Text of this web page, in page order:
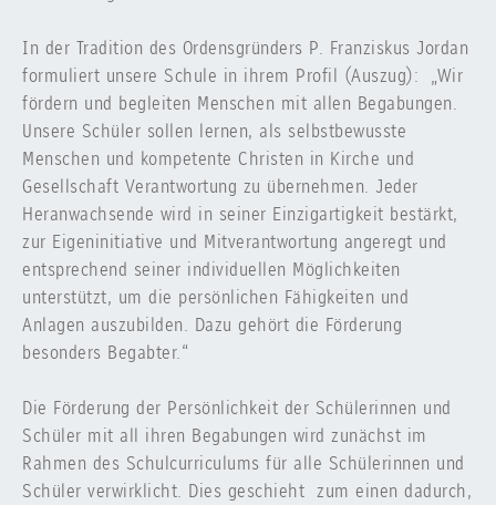
In der Tradition des Ordensgründers P. Franziskus Jordan
formuliert unsere Schule in ihrem Profil (Auszug): „Wir
fördern und begleiten Menschen mit allen Begabungen.
Unsere Schüler sollen lernen, als selbstbewusste
Menschen und kompetente Christen in Kirche und
Gesellschaft Verantwortung zu übernehmen. Jeder
Heranwachsende wird in seiner Einzigartigkeit bestärkt,
zur Eigeninitiative und Mitverantwortung angeregt und
entsprechend seiner individuellen Möglichkeiten
unterstützt, um die persönlichen Fähigkeiten und
Anlagen auszubilden. Dazu gehört die Förderung
besonders Begabter.“
Die Förderung der Persönlichkeit der Schülerinnen und
Schüler mit all ihren Begabungen wird zunächst im
Rahmen des Schulcurriculums für alle Schülerinnen und
Schüler verwirklicht. Dies geschieht zum einen dadurch,